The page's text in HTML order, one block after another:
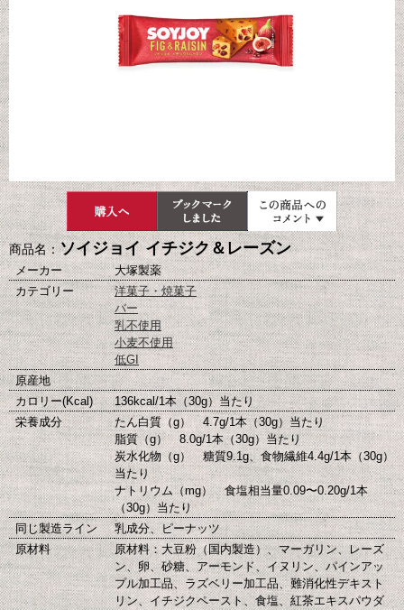
商品名：ソイジョイ イチジク＆レーズン
メーカー
大塚製薬
カテゴリー
洋菓子・焼菓子
バー
乳不使用
小麦不使用
低GI
原産地
カロリー(Kcal)
136kcal/1本（30g）当たり
栄養成分
たん白質（g） 4.7g/1本（30g）当たり
脂質（g） 8.0g/1本（30g）当たり
炭水化物（g） 糖質9.1g、食物繊維4.4g/1本（30g）
当たり
ナトリウム（mg） 食塩相当量0.09〜0.20g/1本
（30g）当たり
同じ製造ライン
乳成分、ピーナッツ
原材料
原材料：大豆粉（国内製造）、マーガリン、レーズ
ン、卵、砂糖、アーモンド、イヌリン、パインアッ
プル加工品、ラズベリー加工品、難消化性デキスト
リン、イチジクペースト、食塩、紅茶エキスパウダ